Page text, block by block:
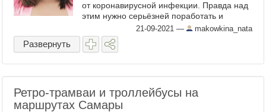
от коронавирусной инфекции. Правда над
этим нужно серьёзней поработать и
научно доказать. Исследователи, после
собственного анализа ...
21-09-2021 — makowkina_nata
Развернуть
Ретро-трамваи и троллейбусы на
маршрутах Самары